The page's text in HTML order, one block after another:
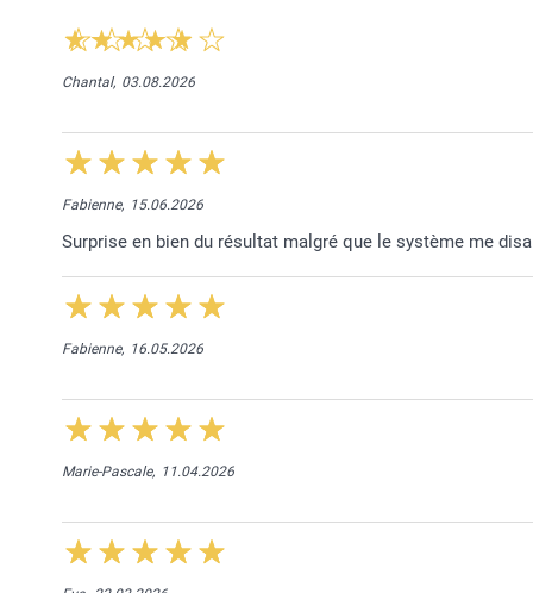
Chantal, 03.08.2026
Fabienne, 15.06.2026
Surprise en bien du résultat malgré que le système me
Fabienne, 16.05.2026
Marie-Pascale, 11.04.2026